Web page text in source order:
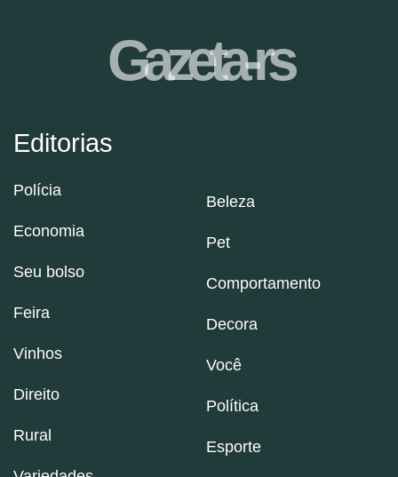
Editorias
Polícia
Economia
Seu bolso
Feira
Vinhos
Direito
Rural
Beleza
Pet
Comportamento
Decora
Você
Política
Esporte
Gazeta-rs